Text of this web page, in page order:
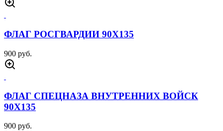
ФЛАГ РОСГВАРДИИ 90Х135
900 руб.
ФЛАГ СПЕЦНАЗА ВНУТРЕННИХ ВОЙСК
90Х135
900 руб.